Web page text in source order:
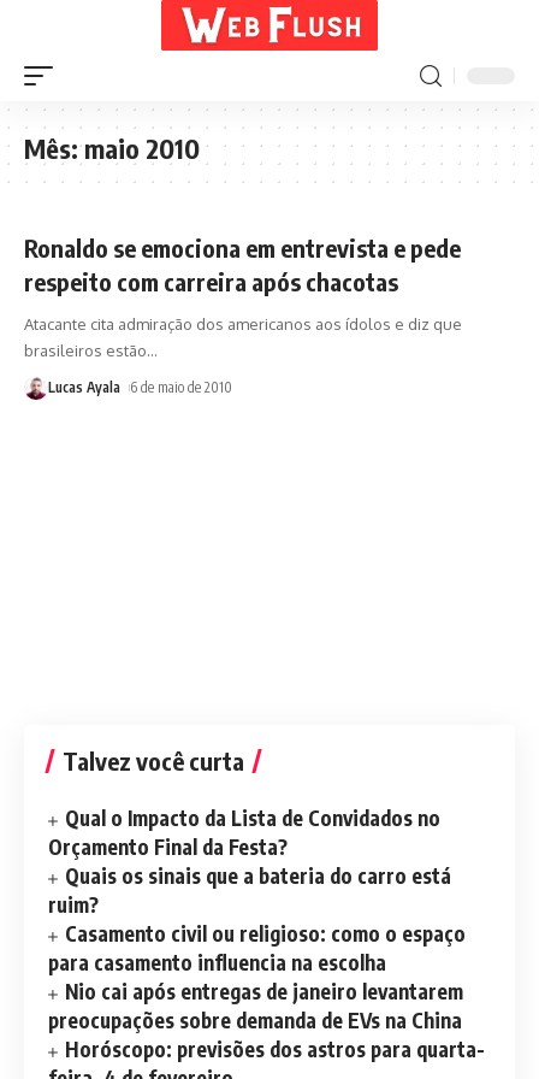
Mês:maio 2010
Ronaldo se emociona em entrevista e pede
respeito com carreira após chacotas
Atacante cita admiração dos americanos aos ídolos e diz que
brasileiros estão…
Lucas Ayala 6 de maio de 2010
Talvez você curta
Qual o Impacto da Lista de Convidados no
Orçamento Final da Festa?
Quais os sinais que a bateria do carro está
ruim?
Casamento civil ou religioso: como o espaço
para casamento influencia na escolha
Nio cai após entregas de janeiro levantarem
preocupações sobre demanda de EVs na China
Horóscopo: previsões dos astros para quarta-